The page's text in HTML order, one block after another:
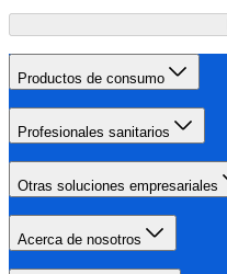
Productos de consumo
Profesionales sanitarios
Otras soluciones empresariales
Acerca de nosotros